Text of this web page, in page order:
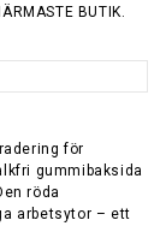
BUTIK.
för
gummibaksida
röda
arbetsytor – ett